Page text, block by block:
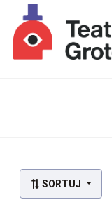
ListaSORTUJ